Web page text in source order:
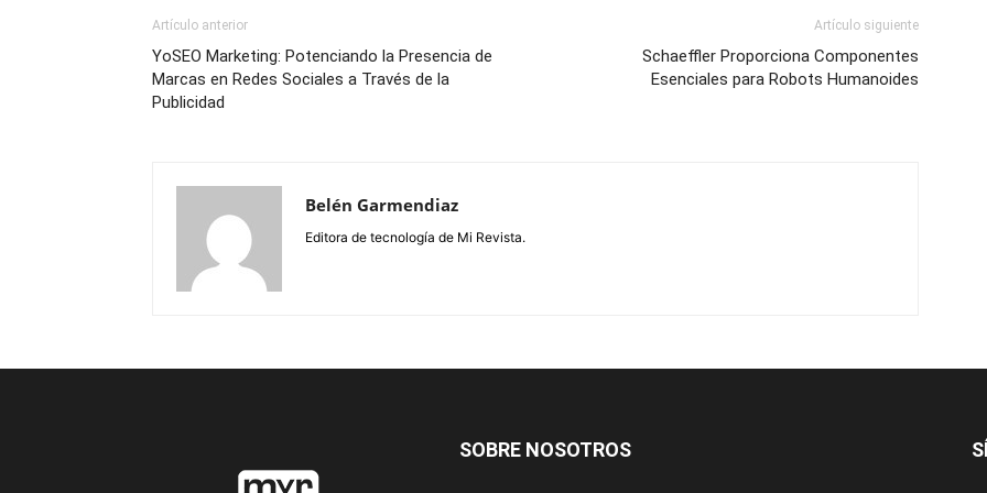
Artículo anterior
YoSEO Marketing: Potenciando la Presencia de
Marcas en Redes Sociales a Través de la
Publicidad
Artículo siguiente
Schaeffler Proporciona Componentes
Esenciales para Robots Humanoides
Belén Garmendiaz
Editora de tecnología de Mi Revista.
SOBRE NOSOTROS